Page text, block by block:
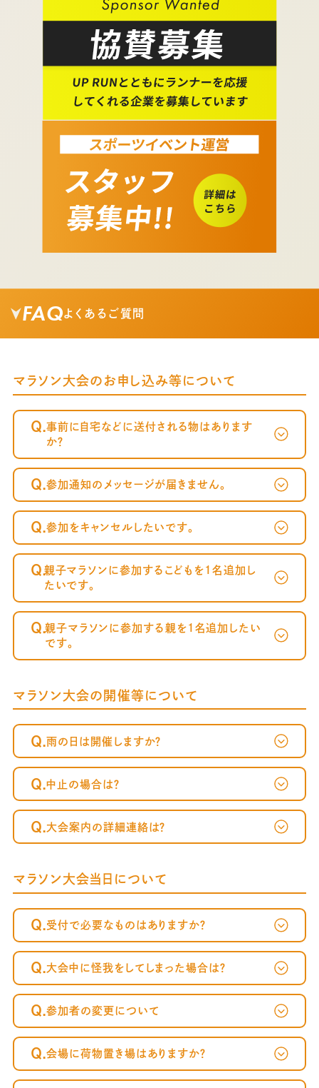
FAQよくあるご質問
マラソン大会のお申し込み等について
Q.事前に自宅などに送付される物はあります
か？
Q.参加通知のメッセージが届きません。
が届かない方へ～
Q.参加をキャンセルしたいです。
Q.親子マラソンに参加するこどもを1名追加し
たいです。
Q.親子マラソンに参加する親を1名追加したい
です。
マラソン大会の開催等について
Q.雨の日は開催しますか？
Q.中止の場合は？
Q.大会案内の詳細連絡は？
マラソン大会当日について
Q.受付で必要なものはありますか？
Q.大会中に怪我をしてしまった場合は？
Q.参加者の変更について
Q.会場に荷物置き場はありますか？